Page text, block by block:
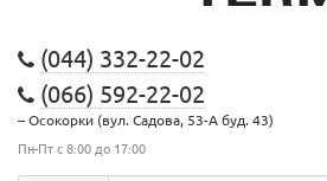
(044) 332-22-02
(066) 592-22-02
– Осокорки (вул. Садова, 53-А буд. 43)
Пн-Пт с 8:00 до 17:00